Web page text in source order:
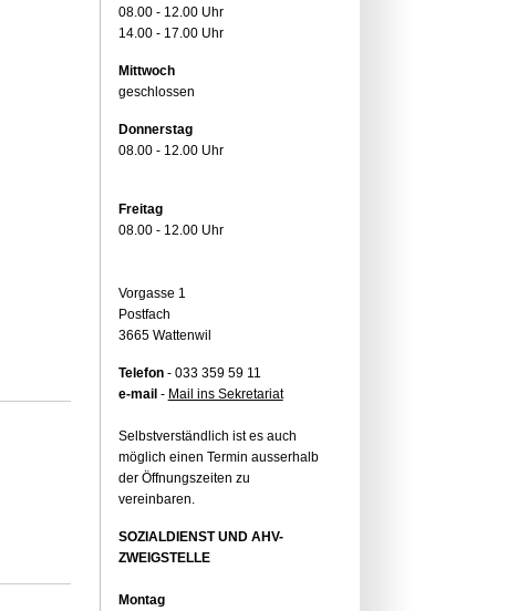
08.00 - 12.00 Uhr
14.00 - 17.00 Uhr
Mittwoch
geschlossen
Donnerstag
08.00 - 12.00 Uhr
Freitag
08.00 - 12.00 Uhr
Vorgasse 1
Postfach
3665 Wattenwil
Telefon- 033 359 59 11
e-mail - Mail ins Sekretariat
Selbstverständlich ist es auch
möglich einen Termin ausserhalb
der Öffnungszeiten zu
vereinbaren.
SOZIALDIENST UND AHV-
ZWEIGSTELLE
Montag